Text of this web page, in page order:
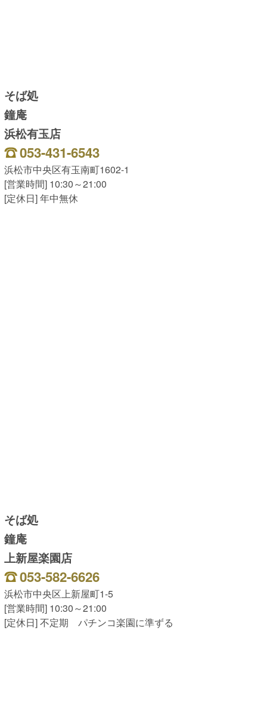
そば処
鐘庵
浜松有玉店
053-431-6543
浜松市中央区有玉南町1602-1
[営業時間] 10:30～21:00
[定休日] 年中無休
そば処
鐘庵
上新屋楽園店
053-582-6626
浜松市中央区上新屋町1-5
[営業時間] 10:30～21:00
[定休日] 不定期 パチンコ楽園に準ずる